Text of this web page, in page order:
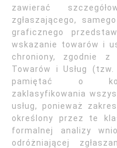
zawierać
zgłaszającego,
graficznego
wskazanie towarów i
chroniony, zgodnie z
Towarów i Usług
pamiętać o
zaklasyfikowania
usług, ponieważ
określony przez te
formalnej analizy
odróżniającej